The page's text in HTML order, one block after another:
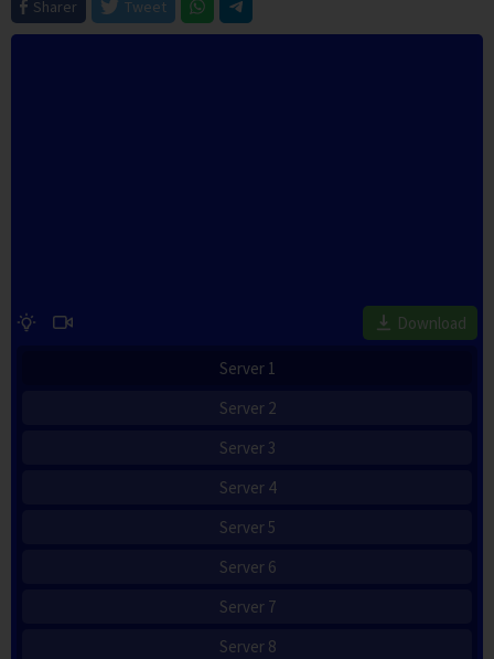
Sharer
Tweet
Download
Server 1
Server 2
Server 3
Server 4
Server 5
Server 6
Server 7
Server 8